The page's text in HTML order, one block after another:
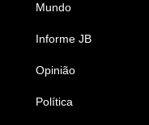
Mundo
Informe JB
Opinião
Política